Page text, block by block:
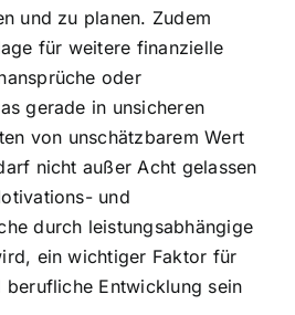
und zu planen. Zudem
für weitere finanzielle
oder
gerade in unsicheren
von unschätzbarem Wert
nicht außer Acht gelassen
und
durch leistungsabhängige
ein wichtiger Faktor für
Entwicklung sein